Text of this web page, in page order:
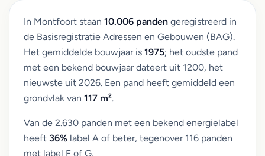
In Montfoort staan 10.006 panden geregistreerd in
de Basisregistratie Adressen en Gebouwen (BAG).
Het gemiddelde bouwjaar is 1975; het oudste pand
met een bekend bouwjaar dateert uit 1200, het
nieuwste uit 2026. Een pand heeft gemiddeld een
grondvlak van 117 m².
Van de 2.630 panden met een bekend energielabel
heeft 36% label A of beter, tegenover 116 panden
met label F of G.